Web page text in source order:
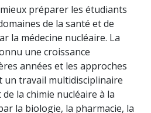
préparer les étudiants
de la santé et de
la médecine nucléaire. La
une croissance
années et les approches
un travail multidisciplinaire
la chimie nucléaire à la
la biologie, la pharmacie, la